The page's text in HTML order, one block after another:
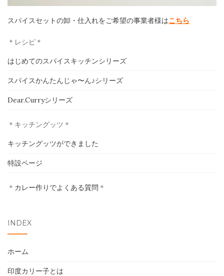
スパイスショップ
イベント
スパイスセットの卸・仕入れをご希望の事業者様はこちら
＊レシピ＊
はじめてのスパイスキッチンシリーズ
スパイスかんたんじゃ〜ん♪シリーズ
Dear.Curryシリーズ
＊キッチングッツ＊
キッチングッツができました
特設ページ
＊ カレー作りでよくある質問 ＊
INDEX
ホーム
印度カリー子とは